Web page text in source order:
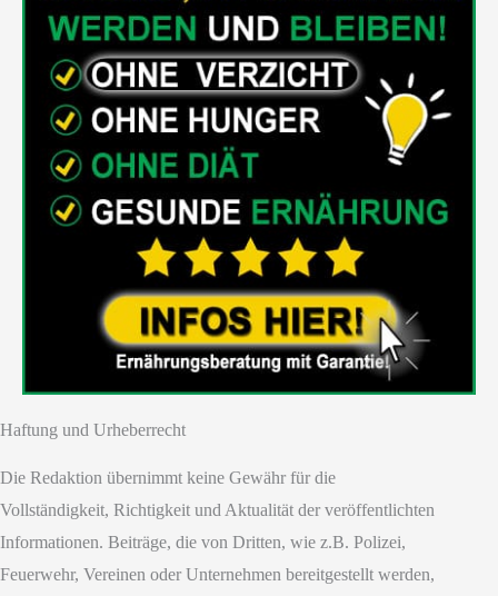
Haftung und Urheberrecht
Die Redaktion übernimmt keine Gewähr für die
Vollständigkeit, Richtigkeit und Aktualität der veröffentlichten
Informationen. Beiträge, die von Dritten, wie z.B. Polizei,
Feuerwehr, Vereinen oder Unternehmen bereitgestellt werden,